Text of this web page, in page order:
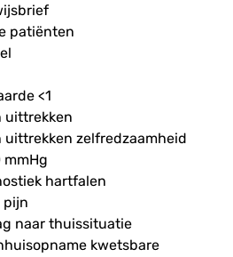
patiënten
<1
uittrekken
zelfredzaamheid
hartfalen
pijn
naar thuissituatie
kwetsbare